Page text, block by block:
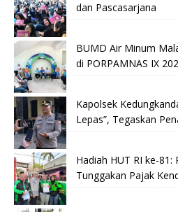
dan Pascasarjana
BUMD Air Minum
di PORPAMNAS IX
Kapolsek
Lepas”, Tegaskan
Hadiah HUT RI ke-81:
Tunggakan Pajak